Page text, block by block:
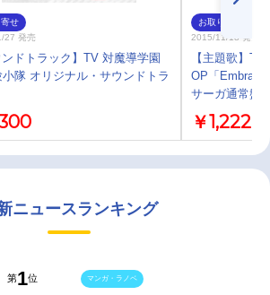
せ
27 発売
ンドトラック】TV 対魔導学園
小隊 オリジナル・サウンドトラ
お取り寄せ
2015/11/18 発売
【主題歌】
OP「
サーガ通常盤C
￥1,222
ニュースランキング
第1位 マンガ・ラノベ